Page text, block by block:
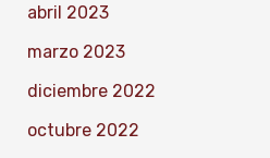
abril 2023
marzo 2023
diciembre 2022
octubre 2022